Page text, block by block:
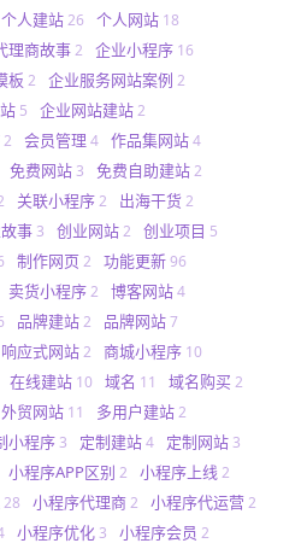
个人建站26 个人网站 18
理商故事2 企业小程序 16
板 2 企业服务网站案例 2
5 企业网站建站2
2 会员管理 4 作品集网站4
免费网站 3 免费自助建站2
关联小程序2 出海干货2
事 3 创业网站2 创业项目 5
制作网页 2 功能更新96
卖货小程序2 博客网站4
品牌建站2 品牌网站7
响应式网站2 商城小程序 10
在线建站 10 域名 11 域名购买2
外贸网站 11 多用户建站2
小程序 3 定制建站4 定制网站 3
小程序APP区别 2 小程序上线 2
28 小程序代理商2 小程序代运营2
小程序优化 3 小程序会员 2